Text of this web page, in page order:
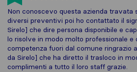
Non conoscevo questa azienda travata
diversi preventivi poi ho contattato il
Sirelo] che dire persona disponibile e
lo risolve in modo molto professionale e
competenza fuori dal comune ringrazio
da Sirelo] che ha diretto il trasloco in
complimenti a tutto il loro staff grazie.